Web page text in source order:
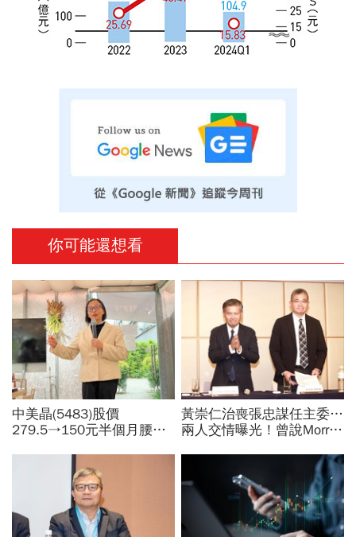
你可能還想看
中美晶(5483)股價
279.5→150元半個月腰
績、罕見抱屈自家股票：真
的被低估了
黃崇仁治喪張忠謀任主委…
兩人交情曝光！曾說Morris
我！遺屬發聲「明年定要配
股」